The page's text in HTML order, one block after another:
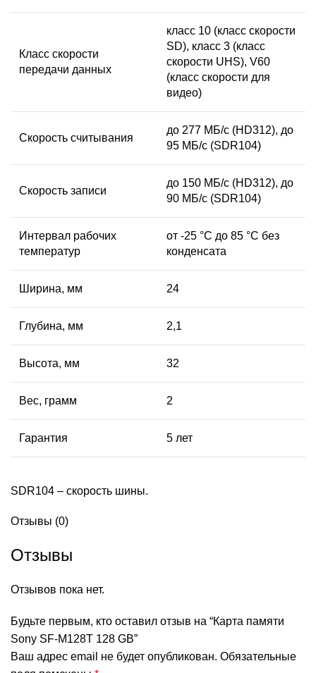
Класс скорости
передачи данных
класс 10 (класс скорости
SD), класс 3 (класс
скорости UHS), V60
(класс скорости для
видео)
Скорость считывания
до 277 МБ/с (HD312), до
95 МБ/с (SDR104)
Скорость записи
до 150 МБ/с (HD312), до
90 МБ/с (SDR104)
Интервал рабочих
температур
от -25 °C до 85 °C без
конденсата
Ширина, мм 24
Глубина, мм 2,1
Высота, мм 32
Вес, грамм 2
Гарантия 5 лет
SDR104 – скорость шины.
Отзывы (0)
Отзывы
Отзывов пока нет.
Будьте первым, кто оставил отзыв на “Карта памяти
Sony SF-M128T 128 GB”
Ваш адрес email не будет опубликован. Обязательные